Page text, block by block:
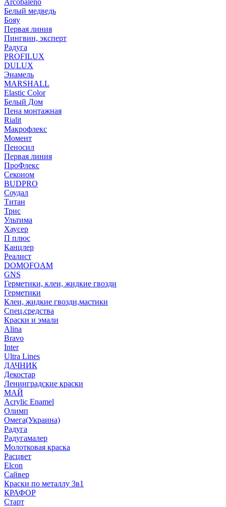
Arcobaleno
Белый медведь
Бояу
Первая линия
Пингвин, эксперт
Радуга
PROFILUX
DULUX
Энамель
MARSHALL
Elastic Color
Белый Дом
Пена монтажная
Rialit
Макрофлекс
Момент
Пеносил
Первая линия
ПроФлекс
Секоном
BUDPRO
Соудал
Титан
Трис
Ультима
Хаусер
П плюс
Канцлер
Реалист
DOMOFOAM
GNS
Герметики, клеи, жидкие гвозди
Герметики
Клеи, жидкие гвозди,мастики
Спец.средства
Краски и эмали
Alina
Bravo
Inter
Ultra Lines
ДАЧНИК
Декостар
Ленинградские краски
МАЙ
Acrylic Enamel
Олимп
Омега(Украина)
Радуга
Радугамалер
Молотковая краска
Расцвет
Elcon
Сайвер
Краски по металлу 3в1
КРАФОР
Старт